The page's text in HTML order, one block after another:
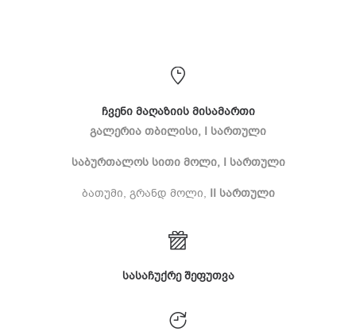
ჩვენი მაღაზიის მისამართი
გალერია თბილისი, I სართული
საბურთალოს სითი მოლი, I სართული
ბათუმი, გრანდ მოლი, II სართული
სასაჩუქრე შეფუთვა